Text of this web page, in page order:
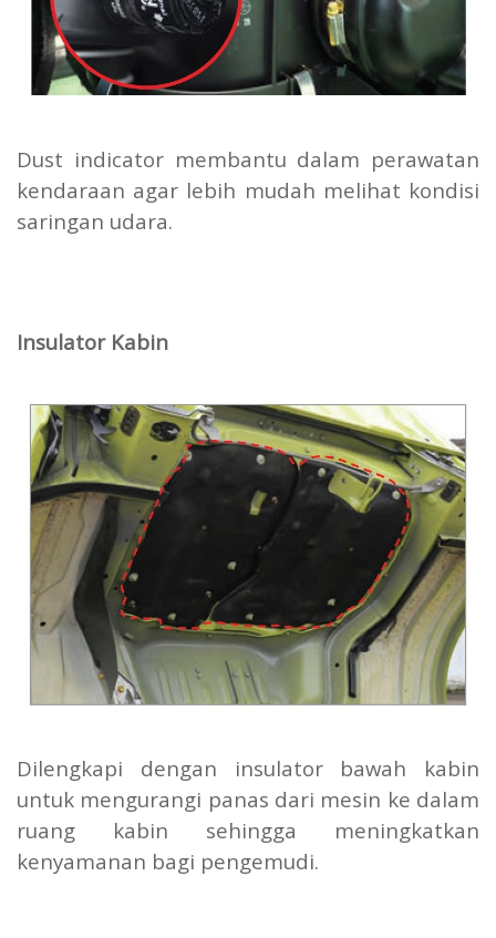
Dust indicator membantu dalam perawatan
kendaraan agar lebih mudah melihat kondisi
saringan udara.
Insulator Kabin
Dilengkapi dengan insulator bawah kabin
untuk mengurangi panas dari mesin ke dalam
ruang kabin sehingga meningkatkan
kenyamanan bagi pengemudi.